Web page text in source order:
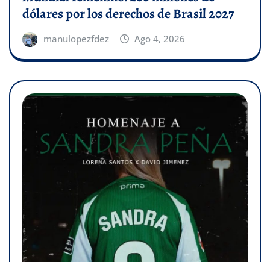
dólares por los derechos de Brasil 2027
manulopezfdez Ago 4, 2026